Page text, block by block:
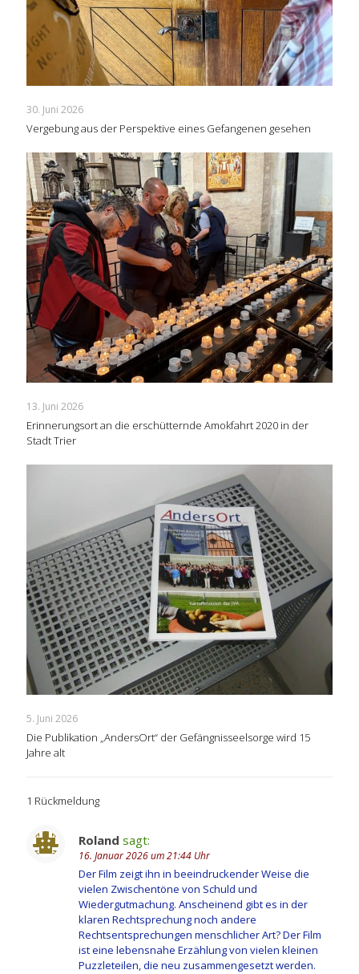
30. Juni 2026
Vergebung aus der Perspektive eines Gefangenen gesehen
13. Juni 2026
Erinnerungsort an die erschütternde Amokfahrt 2020 in der
Stadt Trier
5. Juni 2026
Die Publikation „AndersOrt“ der Gefängnisseelsorge wird 15
Jahre alt
1 Rückmeldung
Roland sagt:
16. Januar 2026 um 21:44 Uhr
Der Film zeigt ihn in beeindruckender Weise die
vielen Zwischentöne von Schuld und
Wiedergutmachung. Anscheinend gibt es in der
klaren Rechtsprechung noch andere
Rechtsentsprechungen menschlicher Art? Der Film
ist eine lebensnahe Erzählung von vielen kleinen
Puzzleteilen, die neu zusammengesetzt werden.